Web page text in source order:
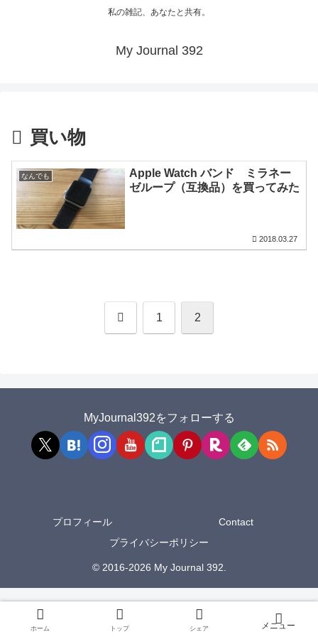
私の雑記、あなたと共有。
My Journal 392
買い物
なんでも
Apple Watch バンド ミラネー
ゼループ（互換品）を買ってみた
2018.03.27
前 1 2
MyJournal392をフォローする
プロフィール
Contact
プライバシーポリシー
© 2016-2026 My Journal 392.
ホーム トップ シェア